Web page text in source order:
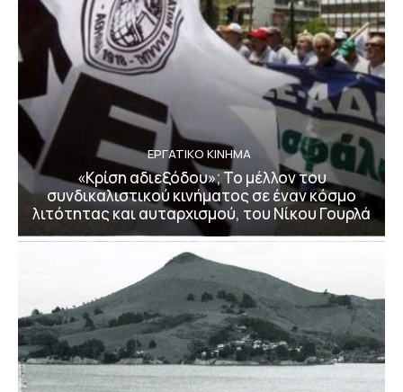
ΕΡΓΑΤΙΚΟ ΚΙΝΗΜΑ
«Κρίση αδιεξόδου»; Το μέλλον του
συνδικαλιστικού κινήματος σε έναν κόσμο
λιτότητας και αυταρχισμού, του Νίκου Γουρλά